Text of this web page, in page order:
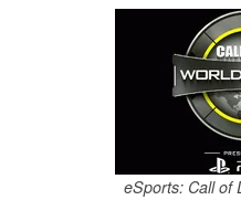
eSports: Call of